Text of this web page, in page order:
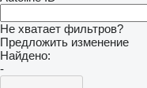
Не хватает фильтров?
Предложить изменение
Найдено:
-